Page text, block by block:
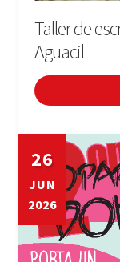
Taller de
Aguacil
26
JUN
2026